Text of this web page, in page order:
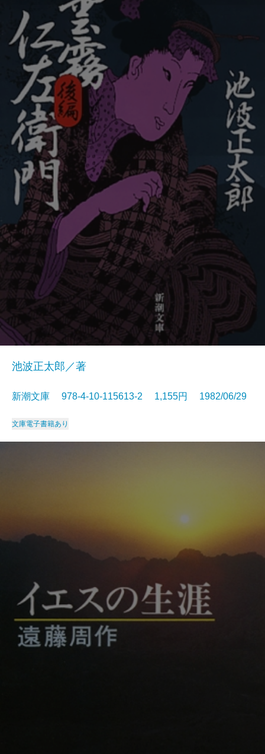
池波正太郎／著
新潮文庫 978-4-10-115613-2 1,155円 1982/06/29
文庫電子書籍あり